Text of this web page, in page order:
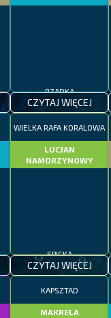
CZYTAJ WIĘCEJ
WIELKA RAFA KORALOWA
LUCJAN
NAMORZYNOWY
CZYTAJ WIĘCEJ
KAPSZTAD
MAKRELA